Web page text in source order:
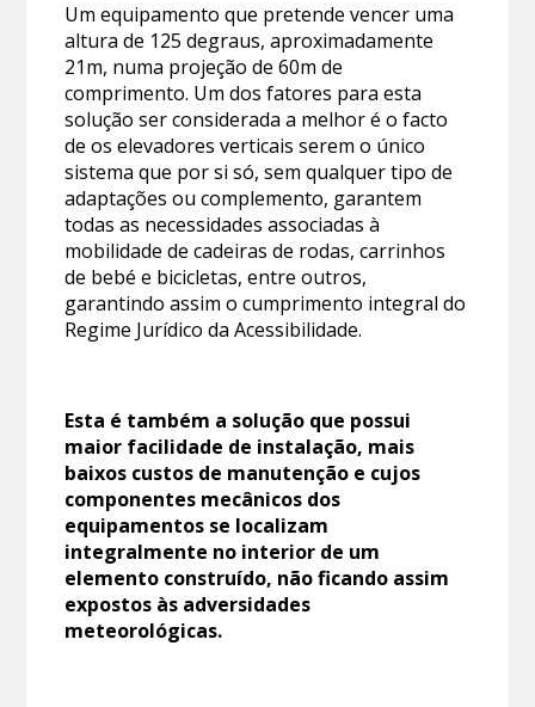
Um equipamento que pretende vencer uma
altura de 125 degraus, aproximadamente
21m, numa projeção de 60m de
comprimento. Um dos fatores para esta
solução ser considerada a melhor é o facto
de os elevadores verticais serem o único
sistema que por si só, sem qualquer tipo de
adaptações ou complemento, garantem
todas as necessidades associadas à
mobilidade de cadeiras de rodas, carrinhos
de bebé e bicicletas, entre outros,
garantindo assim o cumprimento integral do
Regime Jurídico da Acessibilidade.
Esta é também a solução que possui
maior facilidade de instalação, mais
baixos custos de manutenção e cujos
componentes mecânicos dos
equipamentos se localizam
integralmente no interior de um
elemento construído, não ficando assim
expostos às adversidades
meteorológicas.